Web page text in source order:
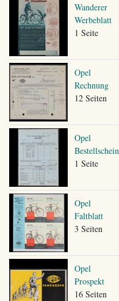
Wanderer
Werbeblatt
1 Seite
Opel
Rechnung
12 Seiten
Opel
Bestellschein
1 Seite
Opel
Faltblatt
3 Seiten
Opel
Prospekt
16 Seiten